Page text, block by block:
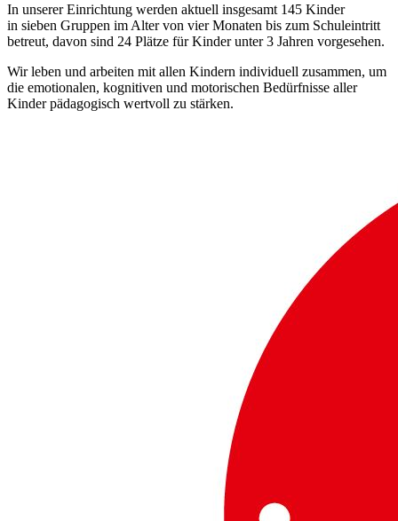
In unserer Einrichtung werden aktuell insgesamt 145 Kinder
in sieben Gruppen im Alter von vier Monaten bis zum Schuleintritt
betreut, davon sind 24 Plätze für Kinder unter 3 Jahren vorgesehen.
Wir leben und arbeiten mit allen Kindern individuell zusammen, um
die emotionalen, kognitiven und motorischen Bedürfnisse aller
Kinder pädagogisch wertvoll zu stärken.